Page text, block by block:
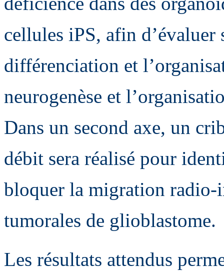
cellules iPS, afin
différenciation et
neurogenèse et
Dans un second axe, un
débit sera réalisé pour
bloquer la migration radio-
tumorales de glioblastome.
Les résultats attendus